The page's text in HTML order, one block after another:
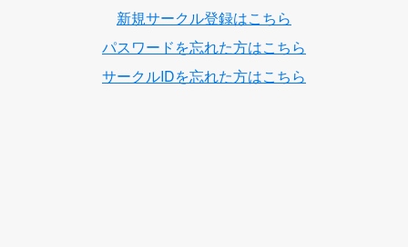
新規サークル登録はこちら
パスワードを忘れた方はこちら
サークルIDを忘れた方はこちら